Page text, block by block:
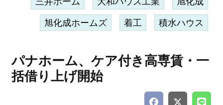
旭化成ホームズ 着工 積水ハウス
パナホーム、ケア付き高専賃・一
括借り上げ開始